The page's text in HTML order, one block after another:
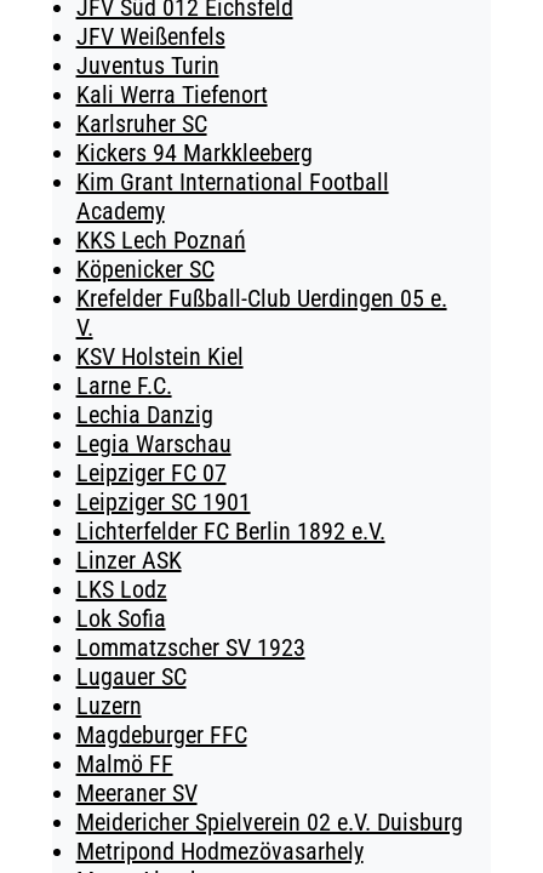
JFV Süd 012 Eichsfeld
JFV Weißenfels
Juventus Turin
Kali Werra Tiefenort
Karlsruher SC
Kickers 94 Markkleeberg
Kim Grant International Football
Academy
KKS Lech Poznań
Köpenicker SC
Krefelder Fußball-Club Uerdingen 05 e.
V.
KSV Holstein Kiel
Larne F.C.
Lechia Danzig
Legia Warschau
Leipziger FC 07
Leipziger SC 1901
Lichterfelder FC Berlin 1892 e.V.
Linzer ASK
LKS Lodz
Lok Sofia
Lommatzscher SV 1923
Lugauer SC
Luzern
Magdeburger FFC
Malmö FF
Meeraner SV
Meidericher Spielverein 02 e.V. Duisburg
Metripond Hodmezövasarhely